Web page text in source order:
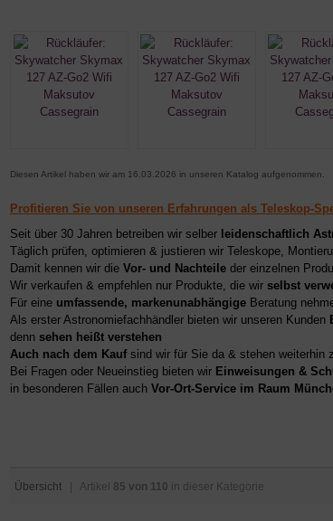
Diesen Artikel haben wir am 16.03.2026 in unseren Katalog aufgenommen.
Profitieren Sie von unseren Erfahrungen als Teleskop-
Seit über 30 Jahren betreiben wir selber leidenschaftlich
Täglich prüfen, optimieren & justieren wir Teleskope,
Damit kennen wir die Vor- und Nachteile der einzelnen
Wir verkaufen & empfehlen nur Produkte, die wir selbst
Für eine umfassende, markenunabhängige Beratung
Als erster Astronomiefachhändler bieten wir unseren Kunden
denn sehen heißt verstehen
Auch nach dem Kaufsind wir für Sie da & stehen weiterhin
Bei Fragen oder Neueinstieg bieten wir Einweisungen &
in besonderen Fällen auch Vor-Ort-Service im Raum
Übersicht | Artikel 85 von 110 in dieser Kategorie